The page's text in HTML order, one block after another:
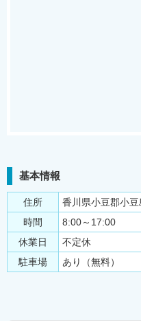
基本情報
住所
香川県小豆郡小
時間
8:00～17:00
休業日
不定休
駐車場
あり（無料）